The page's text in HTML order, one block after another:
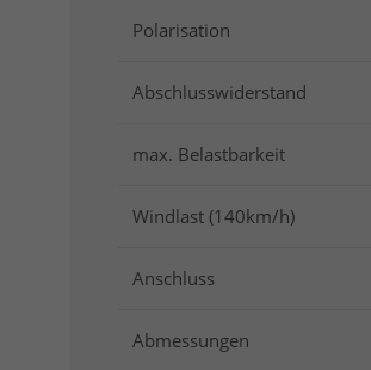
Polarisation
Abschlusswiderstand
max. Belastbarkeit
Windlast (140km/h)
Anschluss
Abmessungen